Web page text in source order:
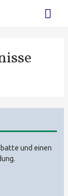
und einen